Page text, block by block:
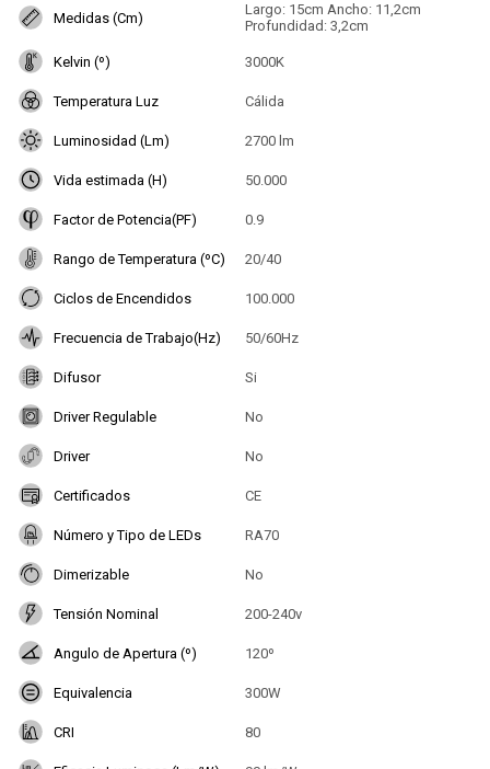
Medidas (Cm)
Largo: 15cm Ancho: 11,2cm
Profundidad: 3,2cm
Kelvin (º) 3000K
Temperatura Luz Cálida
Luminosidad (Lm) 2700 lm
Vida estimada (H) 50.000
Factor de Potencia(PF) 0.9
Rango de Temperatura (ºC) 20/40
Ciclos de Encendidos 100.000
Frecuencia de Trabajo(Hz) 50/60Hz
Difusor Si
Driver Regulable No
Driver No
Certificados CE
Número y Tipo de LEDs RA70
Dimerizable No
Tensión Nominal 200-240v
Angulo de Apertura (º) 120º
Equivalencia 300W
CRI 80